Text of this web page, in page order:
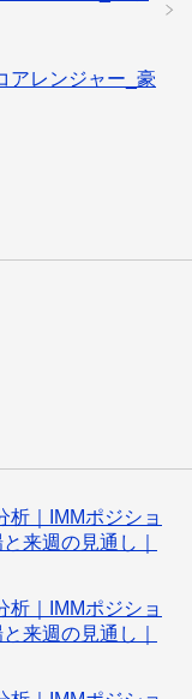
アレンジャー_豪
析｜IMMポジショ
来週の見通し｜
析｜IMMポジショ
来週の見通し｜